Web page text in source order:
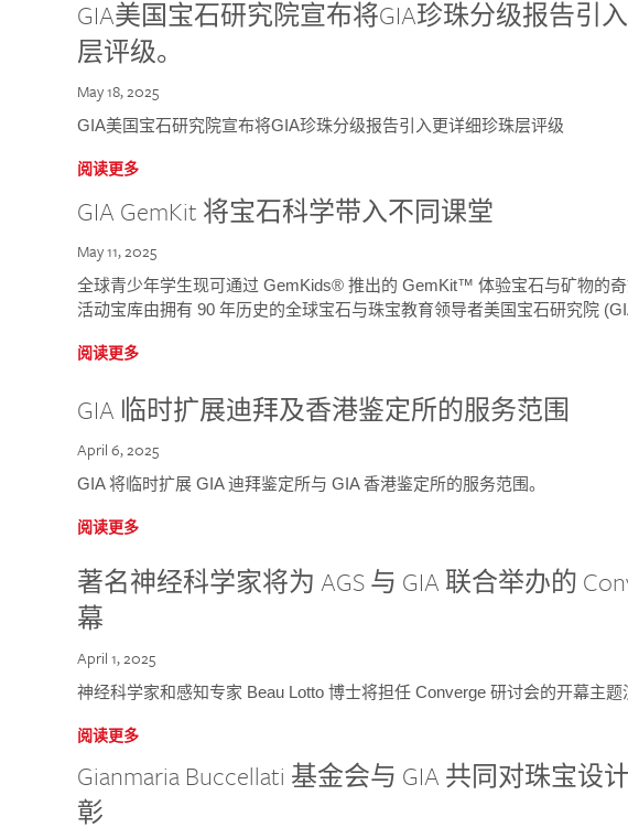
GIA美国宝石研究院宣布将GIA珍珠分级报告引
层评级。
May 18, 2025
GIA美国宝石研究院宣布将GIA珍珠分级报告引入更详细珍珠层评级
阅读更多
GIA GemKit 将宝石科学带入不同课堂
May 11, 2025
全球青少年学生现可通过 GemKids® 推出的 GemKit™ 体验宝石与矿物的
活动宝库由拥有 90 年历史的全球宝石与珠宝教育领导者美国宝石研究院
阅读更多
GIA 临时扩展迪拜及香港鉴定所的服务范围
April 6, 2025
GIA 将临时扩展 GIA 迪拜鉴定所与 GIA 香港鉴定所的服务范围。
阅读更多
著名神经科学家将为 AGS 与 GIA 联合举办的
幕
April 1, 2025
神经科学家和感知专家 Beau Lotto 博士将担任 Converge 研讨会的开幕主题
阅读更多
Gianmaria Buccellati 基金会与 GIA 共同对珠宝设
彰